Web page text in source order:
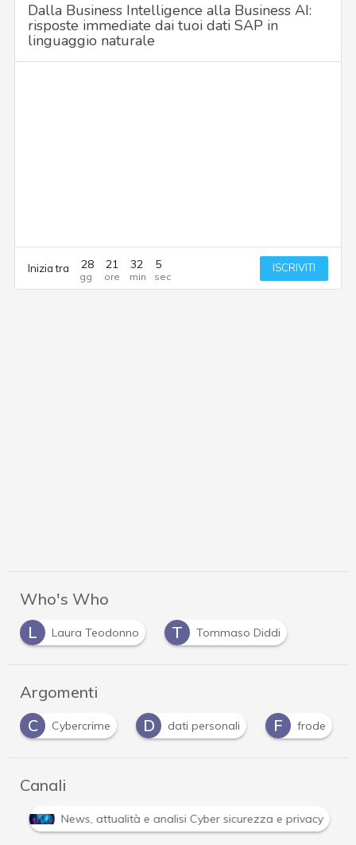
Dalla Business Intelligence alla Business AI:
risposte immediate dai tuoi dati SAP in
linguaggio naturale
Inizia tra 28 21 32 5 ISCRIVITI
Who's Who
L
Laura Teodonno T Tommaso Diddi
Argomenti
C
Cybercrime D dati personali F frode
Canali
News, attualità e analisi Cyber sicurezza e privacy